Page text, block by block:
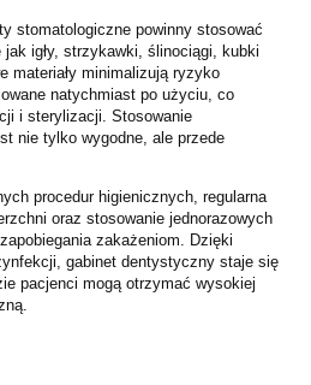
stomatologiczne powinny stosować
jak igły, strzykawki, ślinociągi, kubki
materiały minimalizują ryzyko
natychmiast po użyciu, co
i sterylizacji. Stosowanie
nie tylko wygodne, ale przede
procedur higienicznych, regularna
oraz stosowanie jednorazowych
zakażeniom. Dzięki
gabinet dentystyczny staje się
pacjenci mogą otrzymać wysokiej